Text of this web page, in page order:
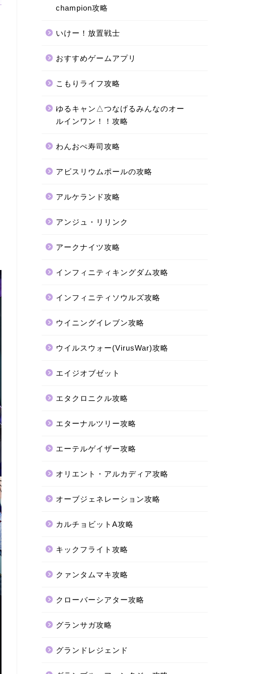
champion攻略
いけー！放置戦士
おすすめゲームアプリ
こもりライフ攻略
ゆるキャン△つなげるみんなのオー
ルインワン！！攻略
わんおぺ寿司攻略
アビスリウムポールの攻略
アルケランド攻略
アンジュ・リリンク
アークナイツ攻略
インフィニティキングダム攻略
インフィニティソウルズ攻略
ウイニングイレブン攻略
ウイルスウォー(VirusWar)攻略
エイジオブゼット
エタクロニクル攻略
エターナルツリー攻略
エーテルゲイザー攻略
オリエント・アルカディア攻略
オーブジェネレーション攻略
カルチョビットA攻略
キックフライト攻略
クァンタムマキ攻略
クローバーシアター攻略
グランサガ攻略
グランドレジェンド